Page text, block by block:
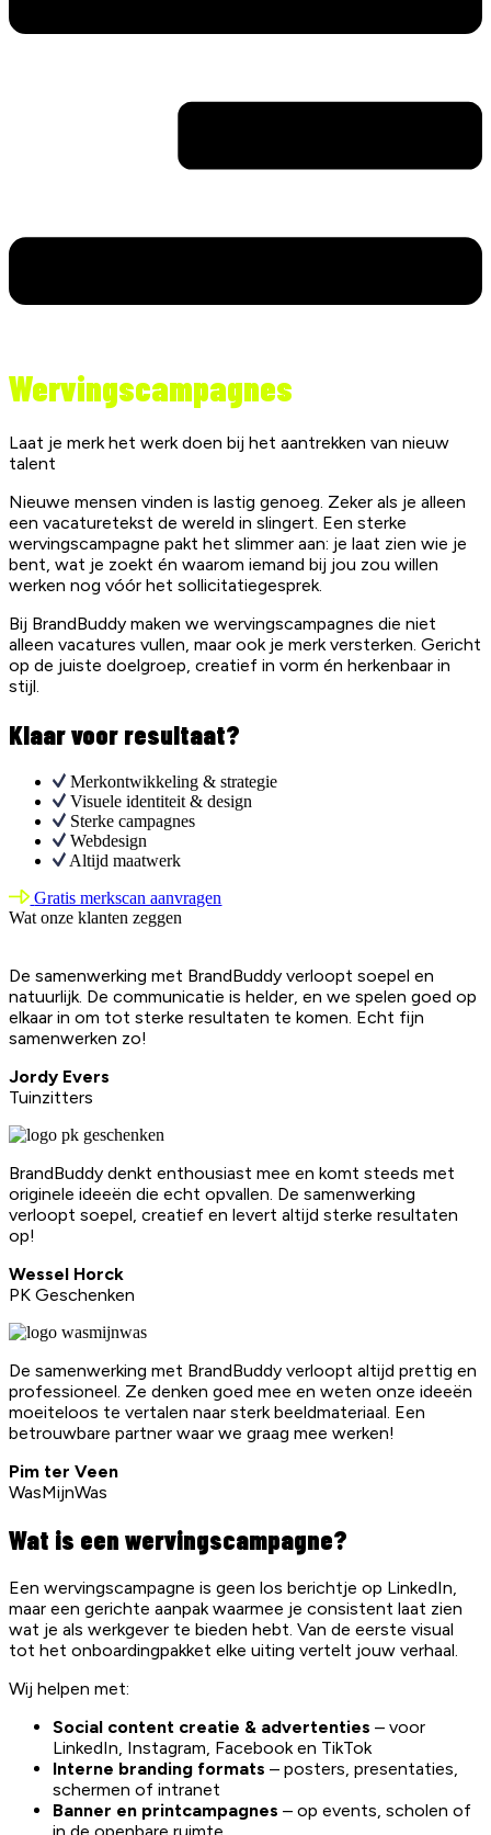
Wervingscampagnes
Laat je merk het werk doen bij het aantrekken van nieuw
talent
Nieuwe mensen vinden is lastig genoeg. Zeker als je alleen
een vacaturetekst de wereld in slingert. Een sterke
wervingscampagne pakt het slimmer aan: je laat zien wie je
bent, wat je zoekt én waarom iemand bij jou zou willen
werken nog vóór het sollicitatiegesprek.
Bij BrandBuddy maken we wervingscampagnes die niet
alleen vacatures vullen, maar ook je merk versterken. Gericht
op de juiste doelgroep, creatief in vorm én herkenbaar in
stijl.
Klaar voor resultaat?
Merkontwikkeling & strategie
Visuele identiteit & design
Sterke campagnes
Webdesign
Altijd maatwerk
Gratis merkscan aanvragen
Wat onze klanten zeggen
De samenwerking met BrandBuddy verloopt soepel en
natuurlijk. De communicatie is helder, en we spelen goed op
elkaar in om tot sterke resultaten te komen. Echt fijn
samenwerken zo!
Jordy Evers
Tuinzitters
BrandBuddy denkt enthousiast mee en komt steeds met
originele ideeën die echt opvallen. De samenwerking
verloopt soepel, creatief en levert altijd sterke resultaten
op!
Wessel Horck
PK Geschenken
De samenwerking met BrandBuddy verloopt altijd prettig en
professioneel. Ze denken goed mee en weten onze ideeën
moeiteloos te vertalen naar sterk beeldmateriaal. Een
betrouwbare partner waar we graag mee werken!
Pim ter Veen
WasMijnWas
Wat is een wervingscampagne?
Een wervingscampagne is geen los berichtje op LinkedIn,
maar een gerichte aanpak waarmee je consistent laat zien
wat je als werkgever te bieden hebt. Van de eerste visual
tot het onboardingpakket elke uiting vertelt jouw verhaal.
Wij helpen met:
Social content creatie & advertenties – voor
LinkedIn, Instagram, Facebook en TikTok
Interne branding formats – posters, presentaties,
schermen of intranet
Banner en printcampagnes – op events, scholen of